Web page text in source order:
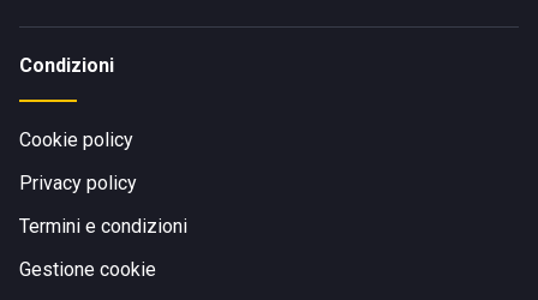
Condizioni
Cookie policy
Privacy policy
Termini e condizioni
Gestione cookie